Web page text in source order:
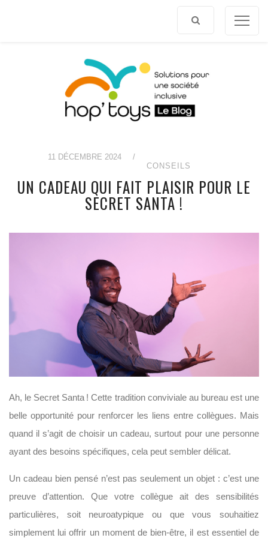
11 DÉCEMBRE 2024
/
CONSEILS
UN CADEAU QUI FAIT PLAISIR POUR LE
SECRET SANTA !
Ah, le Secret Santa ! Cette tradition conviviale au bureau est une
belle opportunité pour renforcer les liens entre collègues. Mais
quand il s’agit de choisir un cadeau, surtout pour une personne
ayant des besoins spécifiques, cela peut sembler délicat.
Un cadeau bien pensé n’est pas seulement un objet : c’est une
preuve d’attention. Que votre collègue ait des sensibilités
particulières, soit neuroatypique ou que vous souhaitiez
simplement lui offrir un moment de bien-être, il est essentiel de